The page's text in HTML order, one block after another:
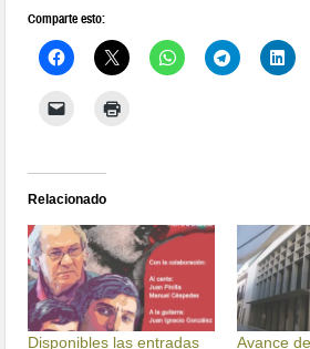
Comparte esto:
Relacionado
Disponibles las entradas
Avance